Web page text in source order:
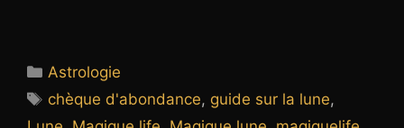
Catégories
Astrologie
Étiquettes
chèque d'abondance, guide sur la lune,